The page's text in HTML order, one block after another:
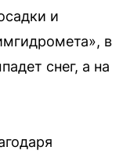
и
в
снег, а на